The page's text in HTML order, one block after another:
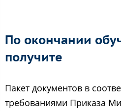
По окончании
получите
Пакет документов в
требованиями Приказа